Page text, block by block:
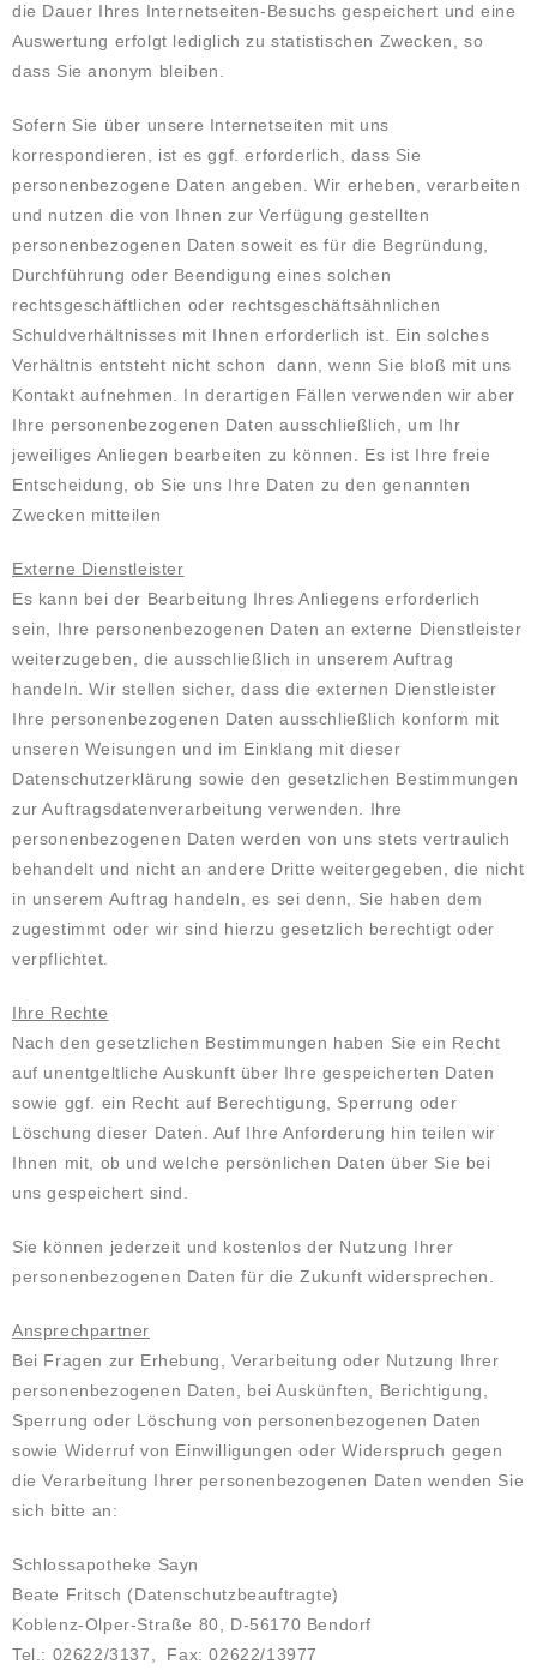
die Dauer Ihres Internetseiten-Besuchs gespeichert und eine
Auswertung erfolgt lediglich zu statistischen Zwecken, so
dass Sie anonym bleiben.
Sofern Sie über unsere Internetseiten mit uns
korrespondieren, ist es ggf. erforderlich, dass Sie
personenbezogene Daten angeben. Wir erheben, verarbeiten
und nutzen die von Ihnen zur Verfügung gestellten
personenbezogenen Daten soweit es für die Begründung,
Durchführung oder Beendigung eines solchen
rechtsgeschäftlichen oder rechtsgeschäftsähnlichen
Schuldverhältnisses mit Ihnen erforderlich ist. Ein solches
Verhältnis entsteht nicht schon dann, wenn Sie bloß mit uns
Kontakt aufnehmen. In derartigen Fällen verwenden wir aber
Ihre personenbezogenen Daten ausschließlich, um Ihr
jeweiliges Anliegen bearbeiten zu können. Es ist Ihre freie
Entscheidung, ob Sie uns Ihre Daten zu den genannten
Zwecken mitteilen
Externe Dienstleister
Es kann bei der Bearbeitung Ihres Anliegens erforderlich
sein, Ihre personenbezogenen Daten an externe Dienstleister
weiterzugeben, die ausschließlich in unserem Auftrag
handeln. Wir stellen sicher, dass die externen Dienstleister
Ihre personenbezogenen Daten ausschließlich konform mit
unseren Weisungen und im Einklang mit dieser
Datenschutzerklärung sowie den gesetzlichen Bestimmungen
zur Auftragsdatenverarbeitung verwenden. Ihre
personenbezogenen Daten werden von uns stets vertraulich
behandelt und nicht an andere Dritte weitergegeben, die nicht
in unserem Auftrag handeln, es sei denn, Sie haben dem
zugestimmt oder wir sind hierzu gesetzlich berechtigt oder
verpflichtet.
Ihre Rechte
Nach den gesetzlichen Bestimmungen haben Sie ein Recht
auf unentgeltliche Auskunft über Ihre gespeicherten Daten
sowie ggf. ein Recht auf Berechtigung, Sperrung oder
Löschung dieser Daten. Auf Ihre Anforderung hin teilen wir
Ihnen mit, ob und welche persönlichen Daten über Sie bei
uns gespeichert sind.
Sie können jederzeit und kostenlos der Nutzung Ihrer
personenbezogenen Daten für die Zukunft widersprechen.
Ansprechpartner
Bei Fragen zur Erhebung, Verarbeitung oder Nutzung Ihrer
personenbezogenen Daten, bei Auskünften, Berichtigung,
Sperrung oder Löschung von personenbezogenen Daten
sowie Widerruf von Einwilligungen oder Widerspruch gegen
die Verarbeitung Ihrer personenbezogenen Daten wenden Sie
sich bitte an:
Schlossapotheke Sayn
Beate Fritsch (Datenschutzbeauftragte)
Koblenz-Olper-Straße 80, D-56170 Bendorf
Tel.: 02622/3137, Fax: 02622/13977